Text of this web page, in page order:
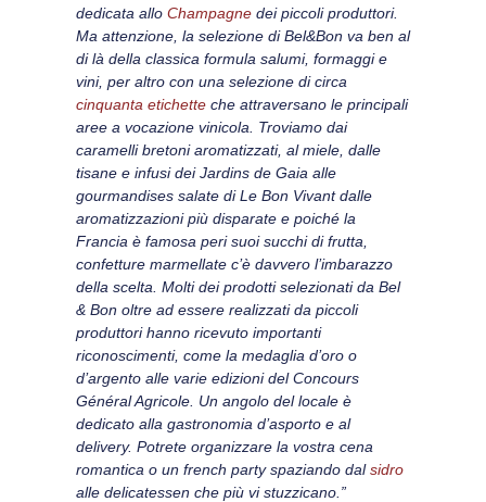
dedicata allo Champagne dei piccoli produttori.
Ma attenzione, la selezione di Bel&Bon va ben al
di là della classica formula salumi, formaggi e
vini, per altro con una selezione di circa
cinquanta etichette che attraversano le principali
aree a vocazione vinicola. Troviamo dai
caramelli bretoni aromatizzati, al miele, dalle
tisane e infusi dei Jardins de Gaia alle
gourmandises salate di Le Bon Vivant dalle
aromatizzazioni più disparate e poiché la
Francia è famosa peri suoi succhi di frutta,
confetture marmellate c’è davvero l’imbarazzo
della scelta. Molti dei prodotti selezionati da Bel
& Bon oltre ad essere realizzati da piccoli
produttori hanno ricevuto importanti
riconoscimenti, come la medaglia d’oro o
d’argento alle varie edizioni del Concours
Général Agricole. Un angolo del locale è
dedicato alla gastronomia d’asporto e al
delivery. Potrete organizzare la vostra cena
romantica o un french party spaziando dalsidro
alle delicatessen che più vi stuzzicano.”